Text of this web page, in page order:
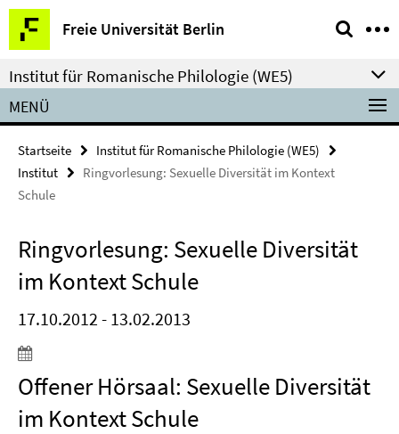
Springe
direkt
zu
Inhalt
Freie Universität Berlin
Service-
Navigation
Institut für Romanische Philologie (WE5)
MENÜ
Startseite
Institut für Romanische Philologie (WE5)
Institut
Ringvorlesung: Sexuelle Diversität im Kontext
Schule
Ringvorlesung: Sexuelle Diversität
im Kontext Schule
17.10.2012 - 13.02.2013
Offener Hörsaal: Sexuelle Diversität
im Kontext Schule